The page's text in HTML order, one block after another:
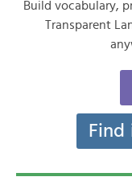
Build vocabulary,
Transparent